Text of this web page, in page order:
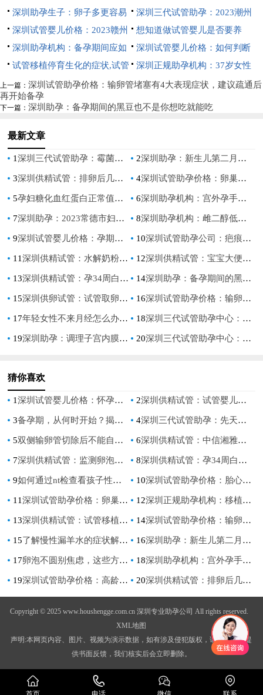
干货，请收好
管后身体差的4种调理方法
深圳助孕生子：卵子多更容易
怀孕还是卵子质量高的容易怀
孕？
深圳三代试管助孕：2023潮州
中心医院试管婴儿流程指南，助
孕成功率预估
深圳试管婴儿价格：2023赣州
市妇保院试管婴儿全方位指南，
附成功率参考
想知道做试管婴儿是否要养
囊，养囊的标准是什么-
深圳助孕机构：备孕期间应如
何预防18三体出生缺陷？这3个
方法了解一下
深圳试管婴儿价格：如何判断
降调效果如何？主要看这些！
试管移植停育生化的症状,试管
移植生化后该怎么调理
深圳正规助孕机构：37岁女性
卵泡数量标准值，这个范围才算
正常
上一篇： 深圳试管助孕价格：输卵管堵塞有4大表现症状，建议疏通后
再开始备孕
下一篇： 深圳助孕：备孕期间的黑豆也不是你想吃就能吃
最新文章
1深圳三代试管助孕：霉菌性阴道炎引起的原因有很多，文章科普如何避免 2深圳助孕：新生儿第二月如何喂养？科学护理指导
3深圳供精试管：排卵后几小时同房最好？排卵期间同房需注意这几点 4深圳试管助孕价格：卵巢囊肿跟多囊卵巢区别有多大，看看你都知道吗？
5孕妇糖化血红蛋白正常值是多少,孕期糖化血红蛋白的意义 6深圳助孕机构：宫外孕手术后别急着要孩子，否则容易出现问题
7深圳助孕：2023常德市妇幼保健院试管婴儿科普知识导航，助孕成功率评估 8深圳助孕机构：雌二醇低吃什么食物调理,雌二醇低应该注意什么
9深圳试管婴儿价格：孕期自测胎儿性别的方法一览，一分钟便能知晓胎儿是男是女 10深圳试管助孕公司：疤痕子宫还可以顺产吗，孕妈妈需要注意的事项！
11深圳供精试管：水解奶粉和氨基酸奶粉有区别！根据宝宝的情况选择奶粉很重要 12深圳供精试管：宝宝大便有奶瓣怎么回事？别慌，这是正常现象
13深圳供精试管：孕34周白带像浆糊一定要警惕，很可能是胎停的前兆！ 14深圳助孕：备孕期间的黑豆也不是你想吃就能吃
15深圳供卵试管：试管取卵全为空卵的概率没想象中高，做好预防工作很关键 16深圳试管助孕价格：输卵管堵塞有4大表现症状，建议疏通后再开始备孕
17年轻女性不来月经怎么办,女人长期不来月经什么原因 18深圳三代试管助孕中心：新生儿的食欲下降明显怎么办-偷偷教会你三招!
19深圳助孕：调理子宫内膜薄的中药方子，轻松帮你调理身体 20深圳三代试管助孕中心：宫外孕怎么做手术？宫外孕的主要症状有这些
猜你喜欢
1深圳试管婴儿价格：怀孕期间如何减少妊娠纹,简单几个方法快速改善 2深圳供精试管：试管婴儿微刺激是什么方案,试管婴儿微刺激方案是怎么样的
3备孕期，从何时开始？揭秘备孕的最佳时间 4深圳三代试管助孕：先天性鱼鳞病可以做三代试管进行阻断吗？
5双侧输卵管切除后不能自然受孕，附两种辅助生育的方式 6深圳供精试管：中信湘雅可申请供精试管婴儿，前提还要满足这些适应症
7深圳供精试管：监测卵泡是否要进行憋尿？这个时候检测卵泡相对更好 8深圳供精试管：孕34周白带像浆糊一定要警惕，很可能是胎停的前兆！
9如何通过nt检查看孩子性别，Nt检查小于1.5不一定是女孩 10深圳试管助孕价格：胎心监护仪没有想象中的好用， 用之前最好慎重考虑
11深圳试管助孕价格：卵巢囊肿跟多囊卵巢区别有多大，看看你都知道吗？ 12深圳正规助孕机构：移植鲜胚的着床时间你知道吗？看看最晚第几天可以测出来
13深圳供精试管：试管移植前热敷肚子的好处多多，不过移植后可别继续热敷 14深圳试管助孕价格：输卵管堵塞有4大表现症状，建议疏通后再开始备孕
15了解慢性漏羊水的症状解析，轻松辨别是一直流还是偶尔流！ 16深圳助孕：新生儿第二月如何喂养？科学护理指导
17卵泡不圆别焦虑，这些方法可以补救 18深圳助孕机构：宫外孕手术后别急着要孩子，否则容易出现问题
19深圳试管助孕价格：高龄孕妇产检要做哪些？这几个必须要做 20深圳供精试管：排卵后几小时同房最好？排卵期间同房需注意这几点
Copyright © 2025 www.houshengge.com.cn 深圳专业助孕公司 All rights reserved.
XML地图
声明:本网页内容、图片、视频为演示数据，如有涉及侵犯版权，请联系我们提
供书面反馈，我们核实后会立即删除。